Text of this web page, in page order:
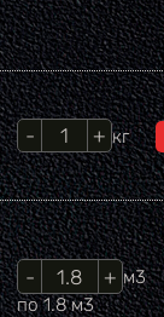
Кол-во кг
Кол-во
м3
по 1.8 м3